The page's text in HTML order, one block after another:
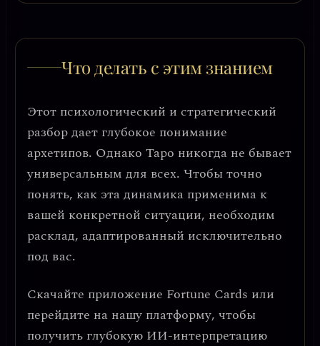
Что делать с этим знанием
Этот психологический и стратегический
разбор дает глубокое понимание
архетипов. Однако Таро никогда не бывает
универсальным для всех. Чтобы точно
понять, как эта динамика применима к
вашей конкретной ситуации, необходим
расклад, адаптированный исключительно
под вас.
Скачайте приложение Fortune Cards или
перейдите на нашу платформу, чтобы
получить глубокую ИИ-интерпретацию